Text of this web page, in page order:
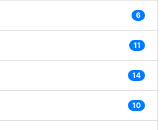
6
11
14
10